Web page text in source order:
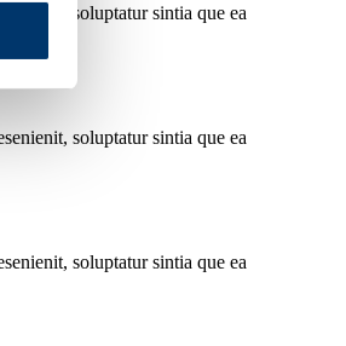
soluptatur sintia que ea
soluptatur sintia que ea
soluptatur sintia que ea